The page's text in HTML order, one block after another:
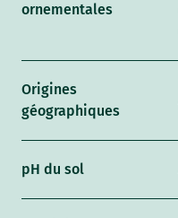
ornementales
Origines
géographiques
pH du sol